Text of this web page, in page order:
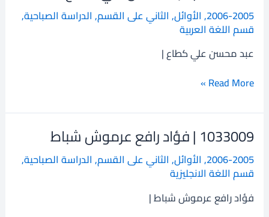
2006-2005
, الأوائل, الثاني على القسم, الدراسة الصباحية,
قسم اللغة العربية
عبد محسن علي كطاع |
عبد
محسن
علي
كطاع
Read More »
1033009 | فؤاد رافع عرموش شباط
2006-2005
, الأوائل, الثاني على القسم, الدراسة الصباحية,
قسم اللغة الانجليزية
فؤاد رافع عرموش شباط |
1033009
فؤاد
رافع
عرموش
شباط